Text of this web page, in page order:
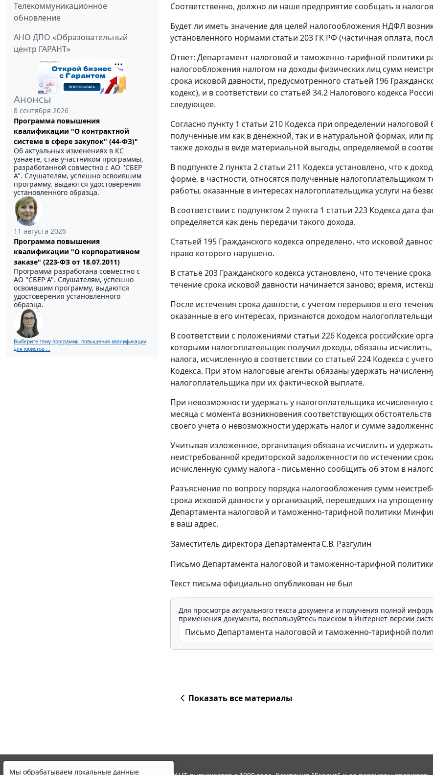
Телекоммуникационное
обновление
АНО ДПО «Образовательный
центр ГАРАНТ»
Анонсы
8 сентября 2026
Программа повышения
квалификации "О контрактной
системе в сфере закупок" (44-ФЗ)"
Об актуальных изменениях в КС
узнаете, став участником программы,
разработанной совместно с АО ''СБЕР
А". Слушателям, успешно освоившим
программу, выдаются удостоверения
установленного образца.
11 августа 2026
Программа повышения
квалификации "О корпоративном
заказе" (223-ФЗ от 18.07.2011)
Программа разработана совместно с
АО ''СБЕР А". Слушателям, успешно
освоившим программу, выдаются
удостоверения установленного
образца.
Выберите тему программы повышения квалификации
для юристов ...
Соответственно, должно ли наше предприятие сообщать в
Будет ли иметь значение для целей налогообложения НДФЛ
установленного нормами статьи 203 ГК РФ (частичная оплата,
Ответ: Департамент налоговой и таможенно-тарифной политики
налогообложения налогом на доходы физических лиц сумм
срока исковой давности, предусмотренного статьей 196
кодекс), и в соответствии со статьей 34.2 Налогового кодекса
следующее.
Согласно пункту 1 статьи 210 Кодекса при определении
полученные им как в денежной, так и в натуральной формах, или
также доходы в виде материальной выгоды, определяемой в
В подпункте 2 пункта 2 статьи 211 Кодекса установлено, что к
форме, в частности, относятся полученные налогоплательщиком
работы, оказанные в интересах налогоплательщика услуги на
В соответствии с подпунктом 2 пункта 1 статьи 223 Кодекса дата
определяется как день передачи такого дохода.
Статьей 195 Гражданского кодекса определено, что исковой
право которого нарушено.
В статье 203 Гражданского кодекса установлено, что течение
течение срока исковой давности начинается заново; время,
После истечения срока давности, с учетом перерывов в его
оказанные в его интересах, признаются доходом
В соответствии с положениями статьи 226 Кодекса российские
которыми налогоплательщик получил доходы, обязаны
налога, исчисленную в соответствии со статьей 224 Кодекса с
Кодекса. При этом налоговые агенты обязаны удержать
налогоплательщика при их фактической выплате.
При невозможности удержать у налогоплательщика исчисленную
месяца с момента возникновения соответствующих
своего учета о невозможности удержать налог и сумме
Учитывая изложенное, организация обязана исчислить и
неистребованной кредиторской задолженности по истечении
исчисленную сумму налога - письменно сообщить об этом в
Разъяснение по вопросу порядка налогообложения сумм
срока исковой давности у организаций, перешедших на
Департамента налоговой и таможенно-тарифной политики
в ваш адрес.
Заместитель директора ДепартаментаС.В. Разгулин
Письмо Департамента налоговой и таможенно-тарифной
Текст письма официально опубликован не был
Для просмотра актуального текста документа и получения полной
применения документа, воспользуйтесь поиском в Интернет-версии
Показать все материалы
Мы обрабатываем локальные данные